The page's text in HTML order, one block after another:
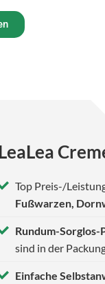
LeaLea
Top Preis-/
Fußwarzen,
Rundum-Sorglos-
sind in der
Einfache